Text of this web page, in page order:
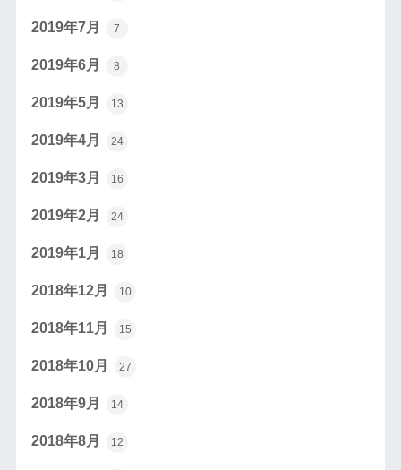
2019年7月 7
2019年6月 8
2019年5月 13
2019年4月 24
2019年3月 16
2019年2月 24
2019年1月 18
2018年12月 10
2018年11月 15
2018年10月 27
2018年9月 14
2018年8月 12